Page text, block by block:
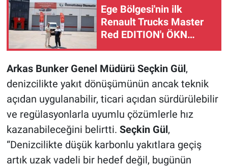
Ege Bölgesi'nin ilk
Renault Trucks Master
Red EDITION'ı ÖKN
Arkas Bunker Genel Müdürü Seçkin Gül,
denizcilikte yakıt dönüşümünün ancak teknik
açıdan uygulanabilir, ticari açıdan sürdürülebilir
ve regülasyonlarla uyumlu çözümlerle hız
kazanabileceğini belirtti. Seçkin Gül,
“Denizcilikte düşük karbonlu yakıtlara geçiş
artık uzak vadeli bir hedef değil, bugünün